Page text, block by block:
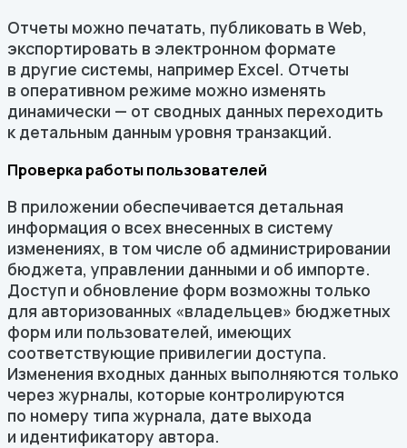
Отчеты можно печатать, публиковать в Web,
экспортировать в электронном формате
в другие системы, например Excel. Отчеты
в оперативном режиме можно изменять
динамически — от сводных данных переходить
к детальным данным уровня транзакций.
Проверка работы пользователей
В приложении обеспечивается детальная
информация о всех внесенных в систему
изменениях, в том числе об администрировании
бюджета, управлении данными и об импорте.
Доступ и обновление форм возможны только
для авторизованных «владельцев» бюджетных
форм или пользователей, имеющих
соответствующие привилегии доступа.
Изменения входных данных выполняются только
через журналы, которые контролируются
по номеру типа журнала, дате выхода
и идентификатору автора.